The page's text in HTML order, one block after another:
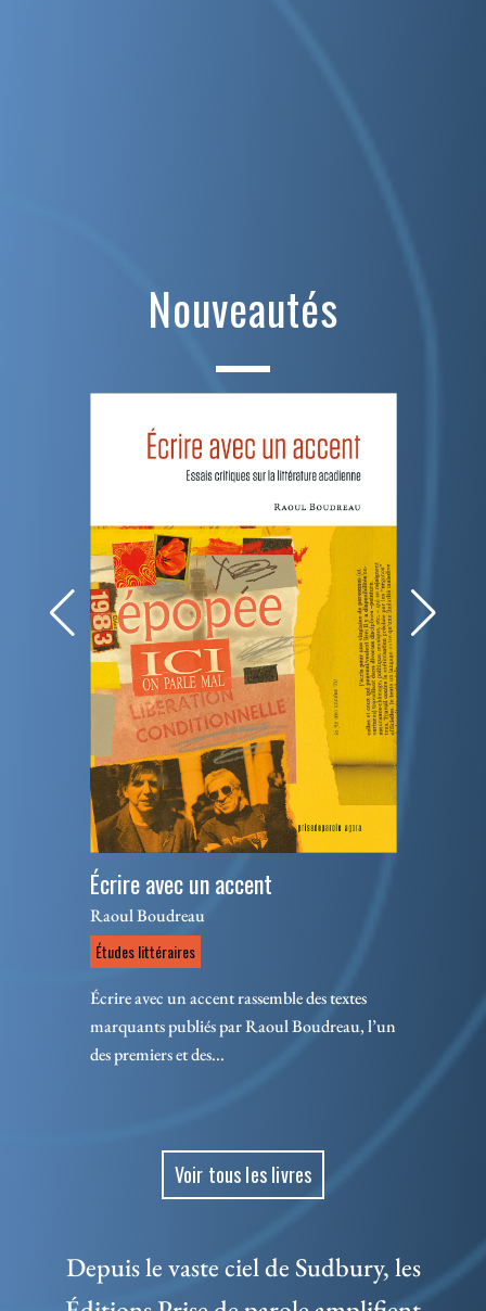
Nouveautés
Écrire avec un accent
Raoul Boudreau
Études littéraires
Écrire avec un accent rassemble des textes
marquants publiés par Raoul Boudreau, l’un
des premiers et des...
Voir tous les livres
Depuis le vaste ciel de Sudbury, les